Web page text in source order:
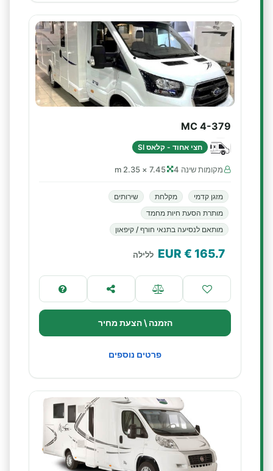
MC 4-379
חצי אחוד - קלאס SI
מקומות שינה 4 7.45 × 2.35 m
מזגן קדמי מקלחת
שירותים
מותרת הסעת חיות מחמד
מותאם לנסיעה בתנאי חורף / קיפאון
165.7
€ EUR ללילה
הזמנה \ הצעת מחיר
פרטים נוספים